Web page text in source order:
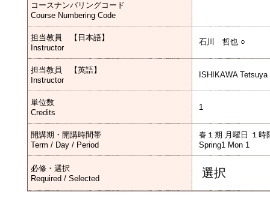
コースナンバリングコード
Course Numbering Code
担当教員 【日本語】
Instructor
石川 哲也 ○
担当教員 【英語】
Instructor
ISHIKAWA Tetsuya
単位数
Credits
1
開講期・開講時間帯
Term / Day / Period
春１期 月曜日 １時
Spring1 Mon 1
必修・選択
Required / Selected
選択